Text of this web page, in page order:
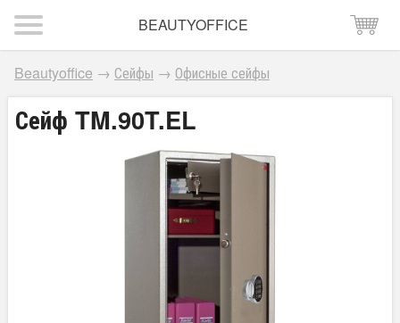
BEAUTYOFFICE
Beautyoffice → Сейфы → Офисные сейфы
Сейф TM.90T.EL